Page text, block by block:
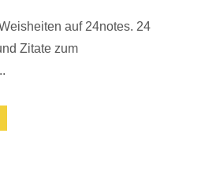
auf 24notes. 24
Zitate zum